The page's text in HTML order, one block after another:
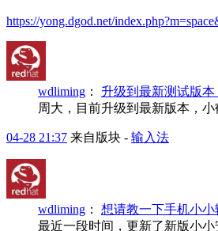
https://yong.dgod.net/
wdliming ： 升级到最新测试版本
周大，目前升级到最新版本，小
04-28 21:37 来自版块 - 输入法
wdliming ： 想请教一下手机小
最近一段时间，更新了新版小